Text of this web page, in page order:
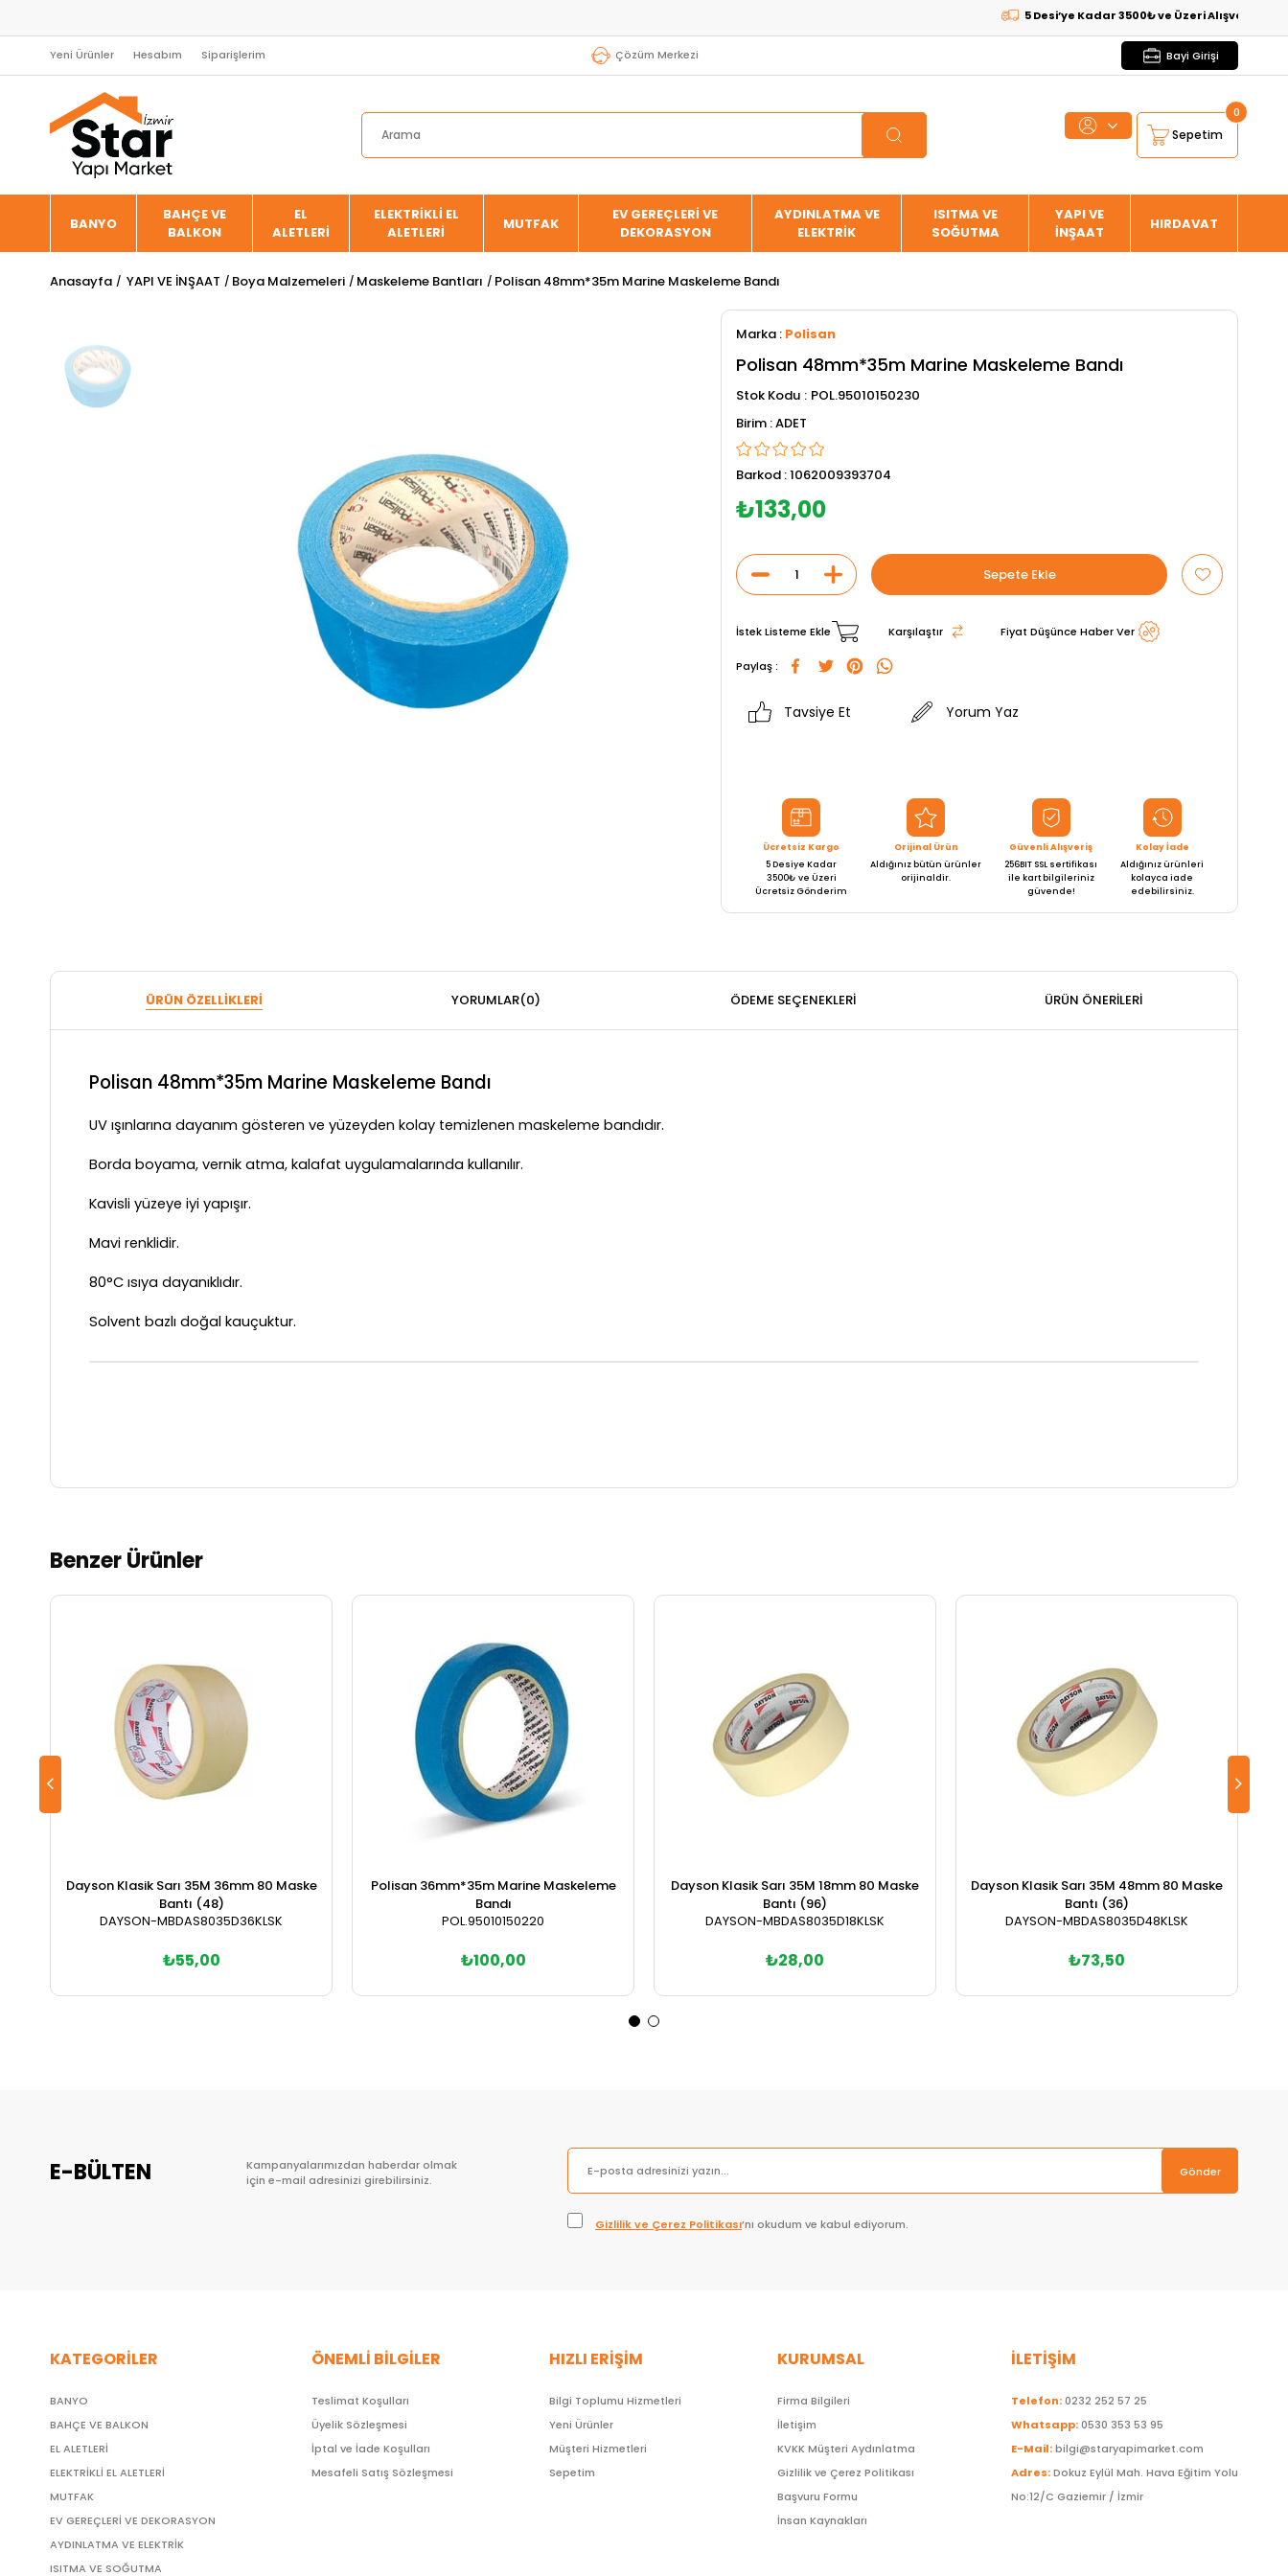
5 Desi’ye Kadar 3500₺ ve Üzeri Alışverişlerde
Yeni Ürünler Hesabım Siparişlerim Çözüm Merkezi Bayi Girişi
Sepetim
0
BANYO
BAHÇE VE
BALKON
EL
ALETLERİ
ELEKTRİKLİ EL
ALETLERİ
MUTFAK
EV GEREÇLERİ VE
DEKORASYON
AYDINLATMA VE
ELEKTRİK
ISITMA VE
SOĞUTMA
YAPI VE
İNŞAAT
HIRDAVAT
Anasayfa YAPI VE İNŞAAT Boya Malzemeleri Maskeleme Bantları Polisan 48mm*35m Marine Maskeleme Bandı
Marka : Polisan
Polisan 48mm*35m Marine Maskeleme Bandı
Stok Kodu
POL.95010150230
ADET
Barkod :1062009393704
₺133,00
İstek Listeme Ekle Karşılaştır Fiyat Düşünce Haber Ver
Paylaş :
Tavsiye Et Yorum Yaz
Ücretsiz Kargo
5 Desiye Kadar
3500₺ ve Üzeri
Ücretsiz Gönderim
Orijinal Ürün
Aldığınız bütün ürünler
orijinaldir.
Güvenli Alışveriş
256BIT SSL sertifikası
ile kart bilgileriniz
güvende!
Kolay İade
Aldığınız ürünleri
kolayca iade
edebilirsiniz.
ÜRÜN ÖZELLIKLERI YORUMLAR(0) ÖDEME SEÇENEKLERI ÜRÜN ÖNERILERI
Polisan 48mm*35m Marine Maskeleme Bandı
UV ışınlarına dayanım gösteren ve yüzeyden kolay temizlenen maskeleme bandıdır.
Borda boyama, vernik atma, kalafat uygulamalarında kullanılır.
Kavisli yüzeye iyi yapışır.
Mavi renklidir.
80°C ısıya dayanıklıdır.
Solvent bazlı doğal kauçuktur.
Benzer Ürünler
Dayson Klasik Sarı 35M 36mm 80 Maske
Bantı (48)
DAYSON-MBDAS8035D36KLSK
₺55,00
Polisan 36mm*35m Marine Maskeleme
Bandı
POL.95010150220
₺100,00
Dayson Klasik Sarı 35M 18mm 80 Maske
Bantı (96)
DAYSON-MBDAS8035D18KLSK
₺28,00
Dayson Klasik Sarı 35M 48mm 80 Maske
Bantı (36)
DAYSON-MBDAS8035D48KLSK
₺73,50
E-BÜLTEN
Kampanyalarımızdan haberdar olmak
için e-mail adresinizi girebilirsiniz.
Gönder
Gizlilik ve Çerez Politikası’nı okudum ve kabul ediyorum.
KATEGORİLER
BANYO
BAHÇE VE BALKON
EL ALETLERİ
ELEKTRİKLİ EL ALETLERİ
MUTFAK
EV GEREÇLERİ VE DEKORASYON
AYDINLATMA VE ELEKTRİK
ISITMA VE SOĞUTMA
ÖNEMLİ BİLGİLER
Teslimat Koşulları
Üyelik Sözleşmesi
İptal ve İade Koşulları
Mesafeli Satış Sözleşmesi
HIZLI ERİŞİM
Bilgi Toplumu Hizmetleri
Yeni Ürünler
Müşteri Hizmetleri
Sepetim
KURUMSAL
Firma Bilgileri
İletişim
KVKK Müşteri Aydınlatma
Gizlilik ve Çerez Politikası
Başvuru Formu
İnsan Kaynakları
İLETİŞİM
Telefon:0232 252 57 25
Whatsapp:0530 353 53 95
E-Mail:bilgi@staryapimarket.com
Adres:Dokuz Eylül Mah. Hava Eğitim Yolu
No:12/C Gaziemir / İzmir